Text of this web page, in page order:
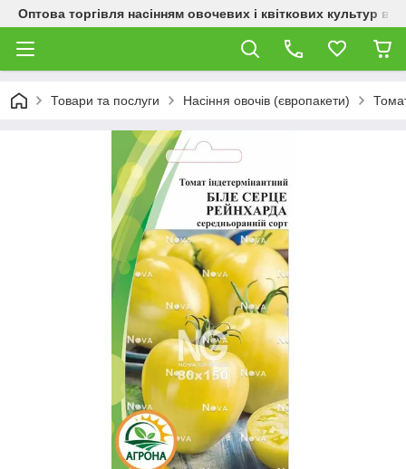
Оптова торгівля насінням овочевих і квіткових культур
Товари та послуги Насіння овочів (європакети)